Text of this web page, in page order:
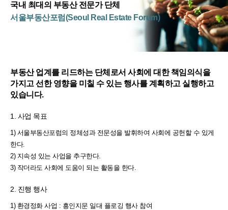
국내 최대의 부동산 전문가 단체
서울부동산포럼(Seoul Real Estate Forum)
부동산 업계를 리드하는 단체로서 사회에 대한 책임의식을
가지고 선한 영향을 미칠 수 있는 행사를 계획하고 실행하고
있습니다.
1. 사업 목표
1) 서울부동산포럼의 정체성과 전문성을 발휘하여 사회에 공헌할 수 있게
한다.
2) 지속성 있는 사업을 추구한다.
3) 작더라도 사회에 도움이 되는 활동을 한다.
2. 진행 행사
1) 환경정화 사업 : 흥인지문 일대 플로깅 행사 참여